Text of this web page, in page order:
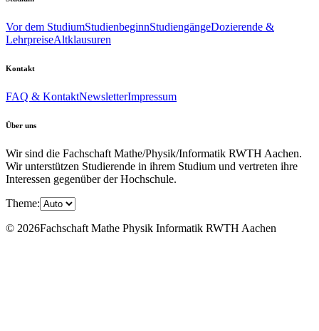
Vor dem StudiumStudienbeginnStudiengängeDozierende &
LehrpreiseAltklausuren
Kontakt
FAQ & KontaktNewsletterImpressum
Über uns
Wir sind die Fachschaft Mathe/Physik/Informatik RWTH Aachen.
Wir unterstützen Studierende in ihrem Studium und vertreten ihre
Interessen gegenüber der Hochschule.
Theme:
© 2026Fachschaft Mathe Physik Informatik RWTH Aachen